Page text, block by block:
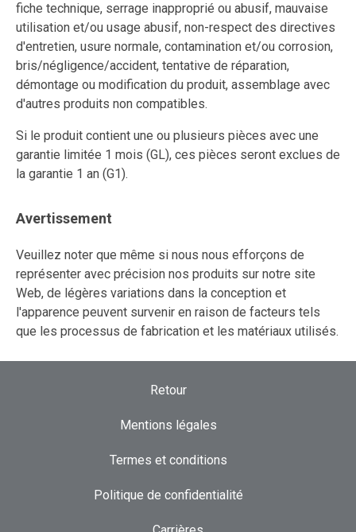
fiche technique, serrage inapproprié ou abusif, mauvaise
utilisation et/ou usage abusif, non-respect des directives
d'entretien, usure normale, contamination et/ou corrosion,
bris/négligence/accident, tentative de réparation,
démontage ou modification du produit, assemblage avec
d'autres produits non compatibles.
Si le produit contient une ou plusieurs pièces avec une
garantie limitée 1 mois (GL), ces pièces seront exclues de
la garantie 1 an (G1).
Avertissement
Veuillez noter que même si nous nous efforçons de
représenter avec précision nos produits sur notre site
Web, de légères variations dans la conception et
l'apparence peuvent survenir en raison de facteurs tels
que les processus de fabrication et les matériaux utilisés.
Retour
Mentions légales
Termes et conditions
Politique de confidentialité